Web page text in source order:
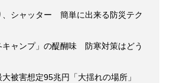
、シャッター 簡単に出来る防災テク
キャンプ」の醍醐味 防寒対策はどう
被害想定95兆円「大揺れの場所」